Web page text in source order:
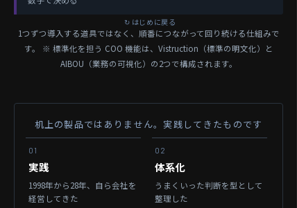
1つずつ導入する道具ではなく、順番につながって回り続ける仕組みで
す。
※ 標準化を担う COO 機能は、Vistruction（標準の明文化）と
AIBOU（業務の可視化）の2つで構成されます。
机上の製品ではありません。実践してきたものです
01
実践
1998年から28年、 自ら会社を
経営してきた
02
体系化
うまくいった判断を型として
整理した